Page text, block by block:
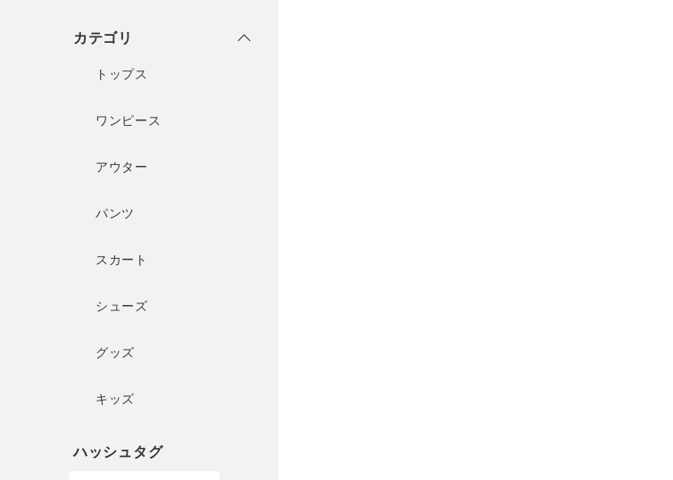
カテゴリ
トップス
ワンピース
アウター
パンツ
スカート
シューズ
グッズ
キッズ